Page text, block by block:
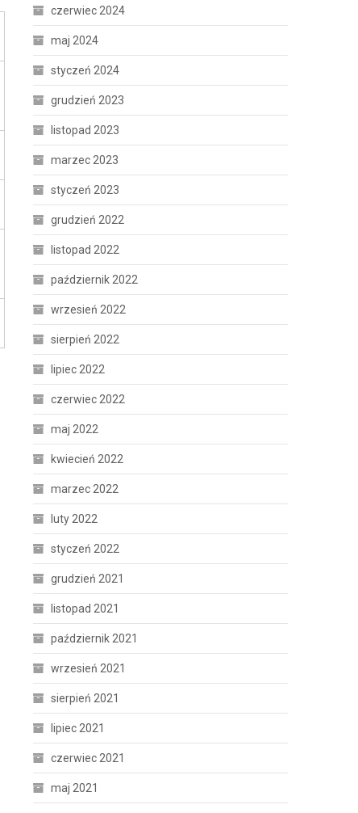
czerwiec 2024
maj 2024
styczeń 2024
grudzień 2023
listopad 2023
marzec 2023
styczeń 2023
grudzień 2022
listopad 2022
październik 2022
wrzesień 2022
sierpień 2022
lipiec 2022
czerwiec 2022
maj 2022
kwiecień 2022
marzec 2022
luty 2022
styczeń 2022
grudzień 2021
listopad 2021
październik 2021
wrzesień 2021
sierpień 2021
lipiec 2021
czerwiec 2021
maj 2021